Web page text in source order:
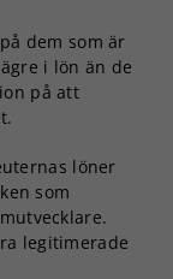
dem som är
i lön än de
på att
löner
som
legitimerade